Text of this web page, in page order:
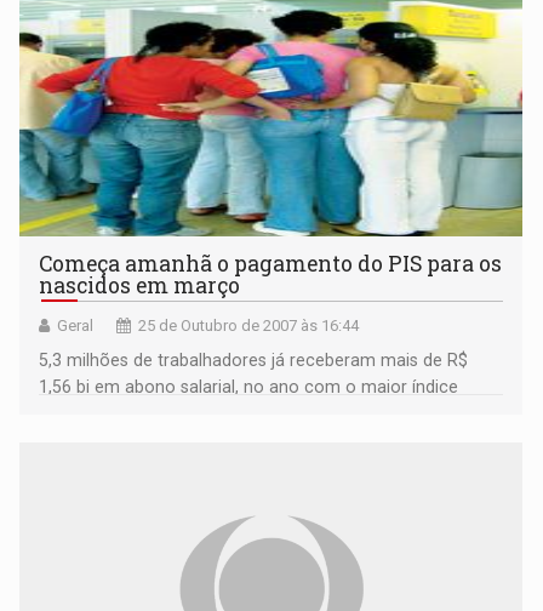
Começa amanhã o pagamento do PIS para os
nascidos em março
Geral 25 de Outubro de 2007 às 16:44
5,3 milhões de trabalhadores já receberam mais de R$
1,56 bi em abono salarial, no ano com o maior índice